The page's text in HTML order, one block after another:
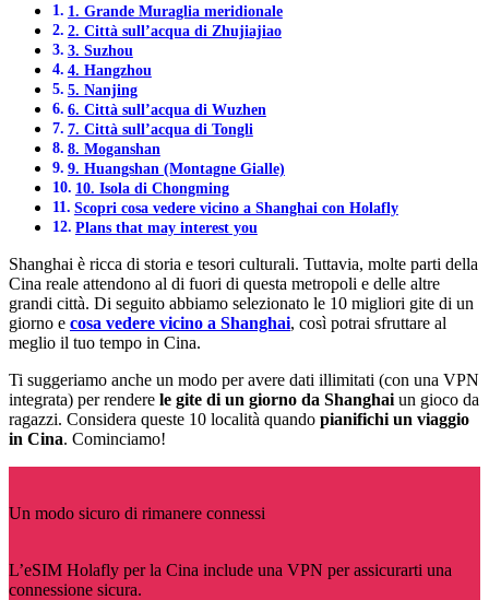
1. Grande Muraglia meridionale
2. Città sull’acqua di Zhujiajiao
3. Suzhou
4. Hangzhou
5. Nanjing
6. Città sull’acqua di Wuzhen
7. Città sull’acqua di Tongli
8. Moganshan
9. Huangshan (Montagne Gialle)
10. Isola di Chongming
Scopri cosa vedere vicino a Shanghai con Holafly
Plans that may interest you
Shanghai è ricca di storia e tesori culturali. Tuttavia, molte parti della
Cina reale attendono al di fuori di questa metropoli e delle altre
grandi città. Di seguito abbiamo selezionato le 10 migliori gite di un
giorno e cosa vedere vicino a Shanghai, così potrai sfruttare al
meglio il tuo tempo in Cina.
Ti suggeriamo anche un modo per avere dati illimitati (con una VPN
integrata) per rendere le gite di un giorno da Shanghai un gioco da
ragazzi. Considera queste 10 località quando pianifichi un viaggio
in Cina. Cominciamo!
Un modo sicuro di rimanere connessi
L’eSIM Holafly per la Cina include una VPN per assicurarti una
connessione sicura.